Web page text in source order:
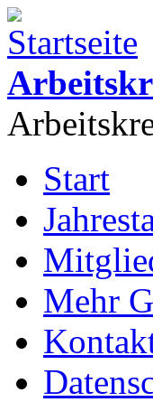
Direkt zum Inhalt
Hauptmenü
Start
Mehr